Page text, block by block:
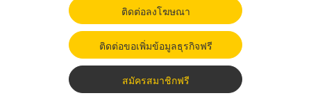
ติดต่อลงโฆษณา
ติดต่อขอเพิ่มข้อมูลธุรกิจฟรี
สมัครสมาชิกฟรี